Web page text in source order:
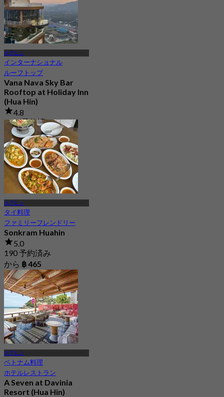
ホアヒン
インターナショナル
ルーフトップ
Vana Nava Sky Bar
Rooftop at Holiday Inn
(Hua Hin)
4.8
2.7K 予約済み
から฿ 647.5
ホアヒン
タイ料理
ファミリーフレンドリー
Sonkram Huahin
5.0
190 予約済み
から ฿ 465
ホアヒン
ベトナム料理
ホテルレストラン
A Seven at Davinia
Resort (Hua Hin)